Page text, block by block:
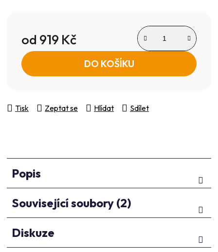
od 919 Kč
Měrná cena:
DO KOŠÍKU
Tisk Zeptat se Hlídat Sdílet
Popis
Související soubory (2)
Diskuze